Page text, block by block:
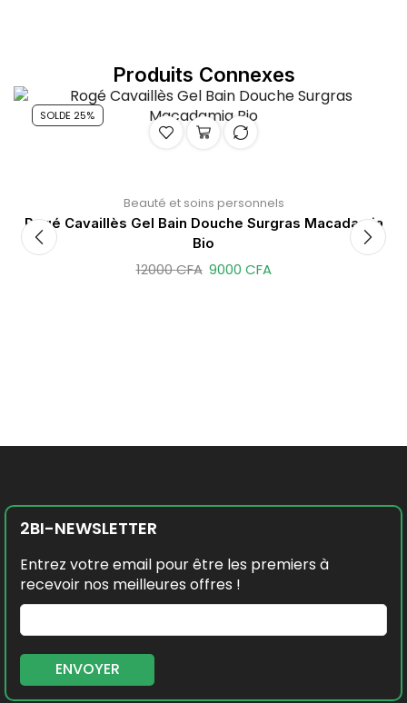
Produits Connexes
SOLDE 25%
Beauté et soins personnels
Rogé Cavaillès Gel Bain Douche Surgras Macadamia
Bio
12000CFA 9000 CFA
2BI-NEWSLETTER
Entrez votre email pour être les premiers à
recevoir nos meilleures offres !